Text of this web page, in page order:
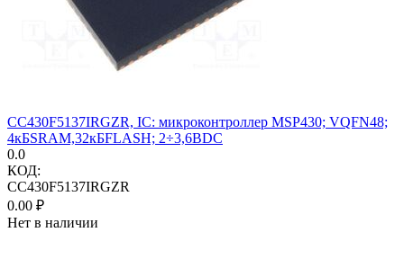
CC430F5137IRGZR, IC: микроконтроллер MSP430; VQFN48;
4кБSRAM,32кБFLASH; 2÷3,6ВDC
0.0
КОД:
CC430F5137IRGZR
0.00 ₽
Нет в наличии